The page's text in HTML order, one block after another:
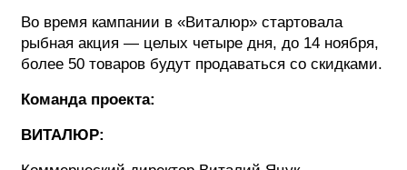
Во время кампании в «Виталюр» стартовала
рыбная акция — целых четыре дня, до 14 ноября,
более 50 товаров будут продаваться со скидками.
Команда проекта:
ВИТАЛЮР: